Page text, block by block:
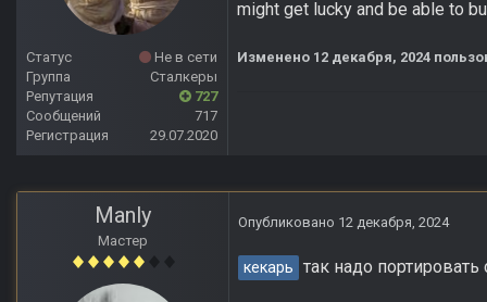
Статус
Не в сети
Группа
Сталкеры
Репутация
727
Сообщений
717
Регистрация
29.07.2020
might get lucky and be able to
Изменено 12 декабря, 2024
Manly
Мастер
Опубликовано 12 декабря, 2024
кекарь так надо портировать